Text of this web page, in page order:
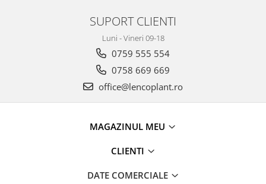
SUPORT CLIENTI
Luni - Vineri 09-18
0759 555 554
0758 669 669
office@lencoplant.ro
MAGAZINUL MEU
CLIENTI
DATE COMERCIALE